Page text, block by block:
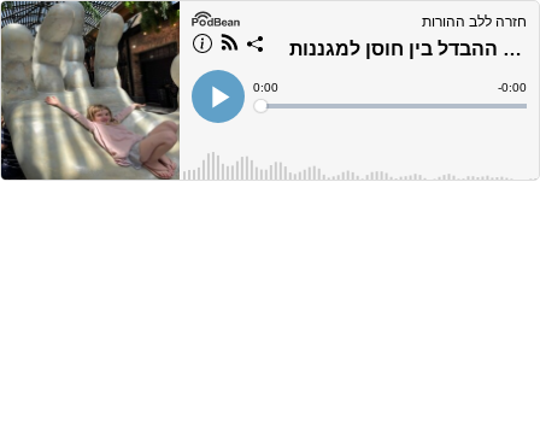
חזרה ללב ההורות
פרק 75- האם כדאי להקשיח לפעמים? - על ההבדל בין חוסן למגננות
Play
Current
Time
0:00
Loaded:
Time
-0:00